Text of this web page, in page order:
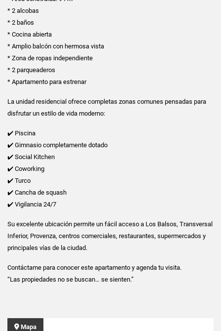
* 2 alcobas
* 2 baños
* Cocina abierta
* Amplio balcón con hermosa vista
* Zona de ropas independiente
* 2 parqueaderos
* Apartamento para estrenar
La unidad residencial ofrece completas zonas comunes pensadas para
disfrutar un estilo de vida moderno:
✔️ Piscina
✔️ Gimnasio completamente dotado
✔️ Social Kitchen
✔️ Coworking
✔️ Turco
✔️ Cancha de squash
✔️ Vigilancia 24/7
Su excelente ubicación permite un fácil acceso a Los Balsos, Transversal
Inferior, Provenza, centros comerciales, restaurantes, supermercados y
principales vías de la ciudad.
Contáctame para conocer este apartamento y agenda tu visita.
“Las propiedades no se buscan… se sienten.”
Mapa